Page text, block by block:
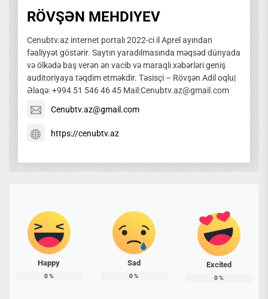
RÖVŞƏN MEHDIYEV
Cenubtv.az internet portalı 2022-ci il Aprel ayından
fəaliyyət göstərir. Saytın yaradılmasında məqsəd dünyada
və ölkədə baş verən ən vacib və maraqlı xəbərləri geniş
auditoriyaya təqdim etməkdir. Təsisçi – Rövşən Adil oqlu|
Əlaqə: +994 51 546 46 45 Mail:Cenubtv.az@gmail.com
Cenubtv.az@gmail.com
https://cenubtv.az
Happy
0%
Sad
0%
Excited
0%